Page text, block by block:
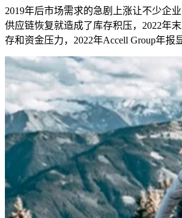
2019年后市场需求的急剧上涨让不少企
供应链恢复就造成了库存积压， 2022年末
存和资金压力， 2022年Accell Group年报